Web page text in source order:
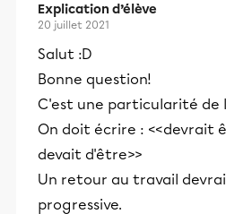
Explication d’élève
20 juillet 2021
Salut :D
Bonne question!
C'est une particularité de
On doit écrire : <<devrait
devait d'être>>
Un retour au travail
progressive.